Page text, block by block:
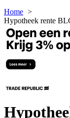
Home
Hypotheek rente